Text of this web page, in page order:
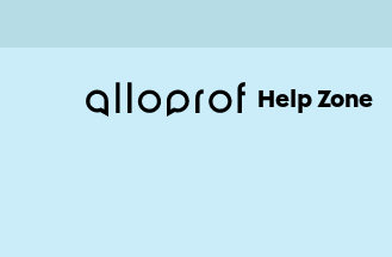
Help Zone